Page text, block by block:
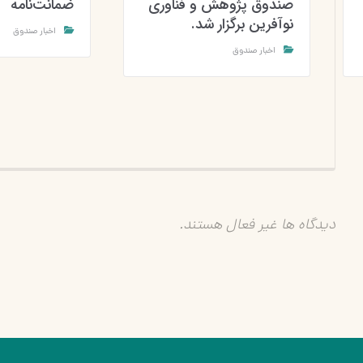
صندوق پژوهش و فناوری
نوآفرین برگزار شد.
اخبار صندوق
ضمانت‌نامه
اخبار صندوق
دیدگاه ها غیر فعال هستند.